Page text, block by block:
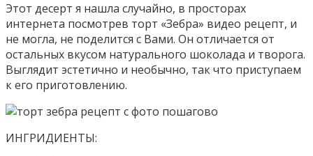
Этот десерт я нашла случайно, в просторах
интернета посмотрев торт «Зебра» видео рецепт, и
не могла, не поделится с Вами. Он отличается от
остальных вкусом натурального шоколада и творога.
Выглядит эстетично и необычно, так что приступаем
к его приготовлению.
ИНГРИДИЕНТЫ: